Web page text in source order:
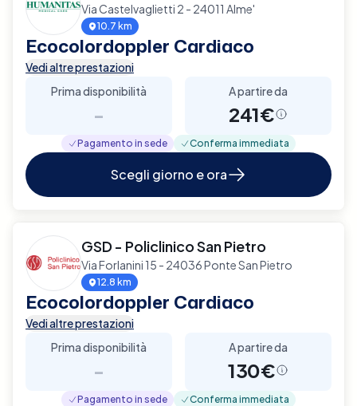
Via Castelvaglietti 2 - 24011 Alme'
10.7 km
Ecocolordoppler Cardiaco
Vedi altre prestazioni
Prima disponibilità
-
A partire da
241€
Pagamento in sede Conferma immediata
Scegli giorno e ora
GSD - Policlinico San Pietro
Via Forlanini 15 - 24036 Ponte San Pietro
12.8 km
Ecocolordoppler Cardiaco
Vedi altre prestazioni
Prima disponibilità
-
A partire da
130€
Pagamento in sede Conferma immediata